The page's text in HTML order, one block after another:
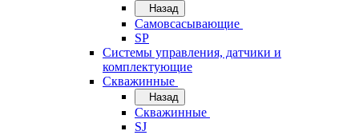
Назад
Самовсасывающие
SP
Системы управления, датчики и
комплектующие
Скважинные
Назад
Скважинные
SJ